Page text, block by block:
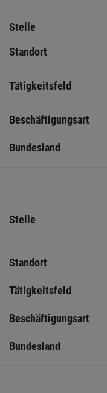
Stelle
Standort
Tätigkeitsfeld
Beschäftigungsart
Bundesland
Stelle
Standort
Tätigkeitsfeld
Beschäftigungsart
Bundesland